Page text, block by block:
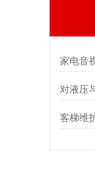
家电音
客梯维